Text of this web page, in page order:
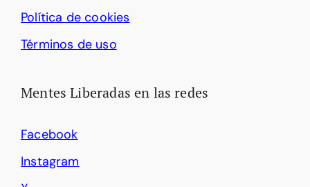
Política de cookies
Términos de uso
Mentes Liberadas en las redes
Facebook
Instagram